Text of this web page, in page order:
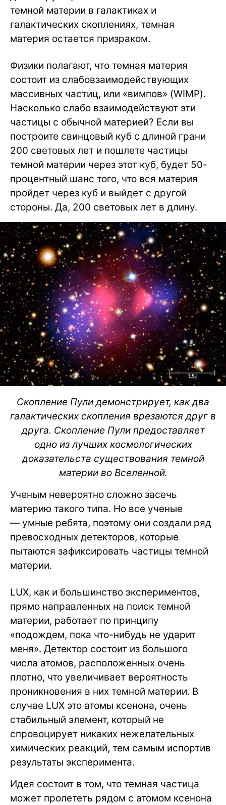
темной материи в галактиках и
галактических скоплениях, темная
материя остается призраком.
Физики полагают, что темная материя
состоит из слабовзаимодействующих
массивных частиц, или «вимпов» (WIMP).
Насколько слабо взаимодействуют эти
частицы с обычной материей? Если вы
построите свинцовый куб с длиной грани
200 световых лет и пошлете частицы
темной материи через этот куб, будет 50-
процентный шанс того, что вся материя
пройдет через куб и выйдет с другой
стороны. Да, 200 световых лет в длину.
Скопление Пули демонстрирует, как два
галактических скопления врезаются друг в
друга. Скопление Пули предоставляет
одно из лучших космологических
доказательств существования темной
материи во Вселенной.
Ученым невероятно сложно засечь
материю такого типа. Но все ученые
— умные ребята, поэтому они создали ряд
превосходных детекторов, которые
пытаются зафиксировать частицы темной
материи.
LUX, как и большинство экспериментов,
прямо направленных на поиск темной
материи, работает по принципу
«подождем, пока что-нибудь не ударит
меня». Детектор состоит из большого
числа атомов, расположенных очень
плотно, что увеличивает вероятность
проникновения в них темной материи. В
случае LUX это атомы ксенона, очень
стабильный элемент, который не
спровоцирует никаких нежелательных
химических реакций, тем самым испортив
результаты эксперимента.
Идея состоит в том, что темная частица
может пролететь рядом с атомом ксенона